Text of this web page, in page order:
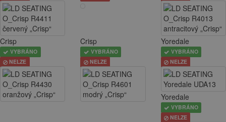
Crisp
VYBRÁNO
NELZE
Crisp
VYBRÁNO
NELZE
Yoredale
VYBRÁNO
NELZE
Yoredale
VYBRÁNO
NELZE